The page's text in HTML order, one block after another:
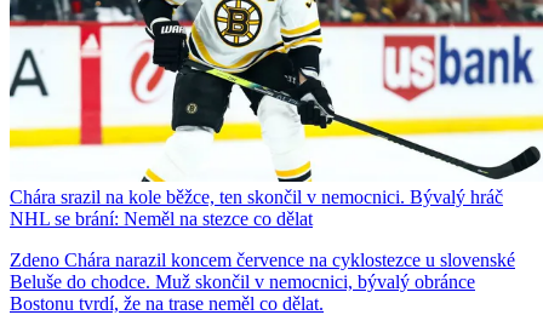
Chára srazil na kole běžce, ten skončil v nemocnici. Bývalý hráč
NHL se brání: Neměl na stezce co dělat
Zdeno Chára narazil koncem července na cyklostezce u slovenské
Beluše do chodce. Muž skončil v nemocnici, bývalý obránce
Bostonu tvrdí, že na trase neměl co dělat.